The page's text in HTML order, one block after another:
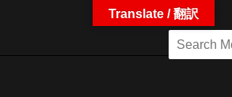
Translate / 翻訳